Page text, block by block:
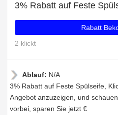
3% Rabatt auf Feste
Rabatt
2 klickt
Ablauf: N/A
3% Rabatt auf Feste Spülseife,
Angebot anzuzeigen, und
vorbei, sparen Sie jetzt €